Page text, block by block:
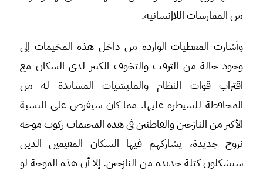
من الممارسات اللاإنسانية.
وأشارت المعطيات الواردة من داخل هذه المخيمات إلى
وجود حالة من الترقب والتخوف الكبير لدى السكان مع
اقتراب قوات النظام والمليشيات المساندة له من
المحافظة للسيطرة عليها. مما كان سيفرض على النسبة
الأكبر من النازحين والقاطنين في هذه المخيمات ركوب موجة
نزوح جديدة، يشاركهم فيها السكان المقيمين الذين
سيشكلون كتلة جديدة من النازحين. إلا أن هذه الموجة لو